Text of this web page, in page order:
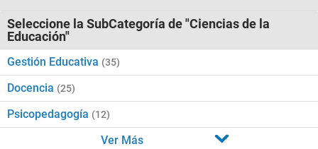
Seleccione la SubCategoría de "Ciencias de la
Educación"
Gestión Educativa (35)
Docencia (25)
Psicopedagogía (12)
Ver Más